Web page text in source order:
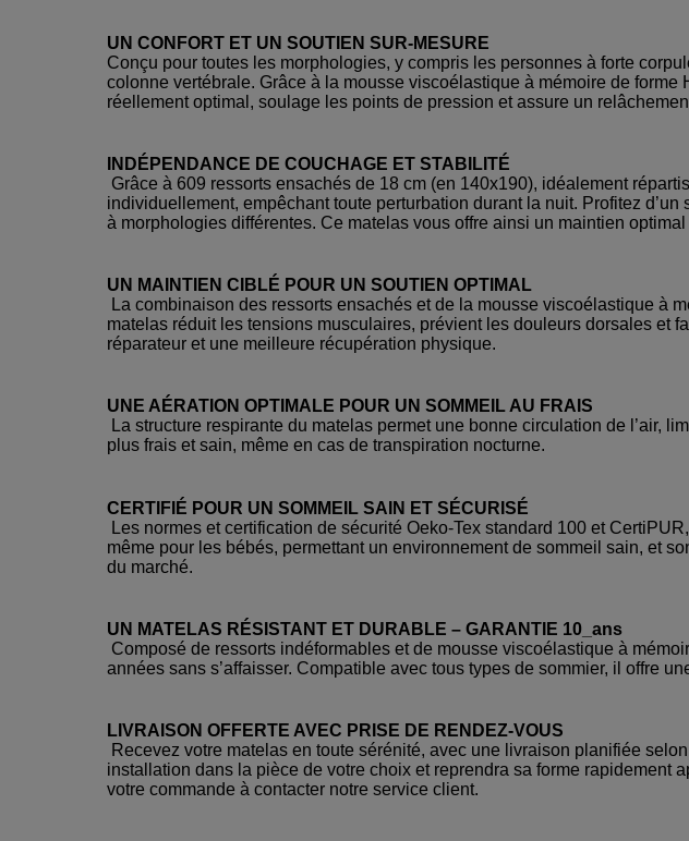
UN CONFORT ET UN SOUTIEN SUR-MESURE
Conçu pour toutes les morphologies, y compris les personnes à forte
colonne vertébrale. Grâce à la mousse viscoélastique à mémoire de forme
réellement optimal, soulage les points de pression et assure un
INDÉPENDANCE DE COUCHAGE ET STABILITÉ
Grâce à 609 ressorts ensachés de 18 cm (en 140x190), idéalement
individuellement, empêchant toute perturbation durant la nuit. Profitez
à morphologies différentes. Ce matelas vous offre ainsi un maintien
UN MAINTIEN CIBLÉ POUR UN SOUTIEN OPTIMAL
La combinaison des ressorts ensachés et de la mousse viscoélastique à
matelas réduit les tensions musculaires, prévient les douleurs dorsales et
réparateur et une meilleure récupération physique.
UNE AÉRATION OPTIMALE POUR UN SOMMEIL AU FRAIS
La structure respirante du matelas permet une bonne circulation de l’air,
plus frais et sain, même en cas de transpiration nocturne.
CERTIFIÉ POUR UN SOMMEIL SAIN ET SÉCURISÉ
Les normes et certification de sécurité Oeko-Tex standard 100 et
même pour les bébés, permettant un environnement de sommeil sain, et
du marché.
UN MATELAS RÉSISTANT ET DURABLE – GARANTIE 10_ans
Composé de ressorts indéformables et de mousse viscoélastique à
années sans s’affaisser. Compatible avec tous types de sommier, il offre
LIVRAISON OFFERTE AVEC PRISE DE RENDEZ-VOUS
Recevez votre matelas en toute sérénité, avec une livraison planifiée
installation dans la pièce de votre choix et reprendra sa forme rapidement
votre commande à contacter notre service client.